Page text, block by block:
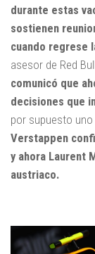
durante estas
sostienen
cuando regrese
asesor de Red Bull
comunicó que
decisiones que
por supuesto uno
Verstappen
y ahora Laurent
austriaco.